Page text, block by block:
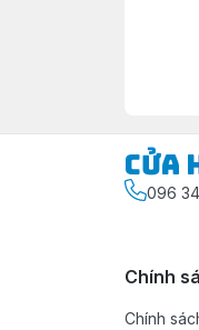
Cửa
096
Chính
Chính